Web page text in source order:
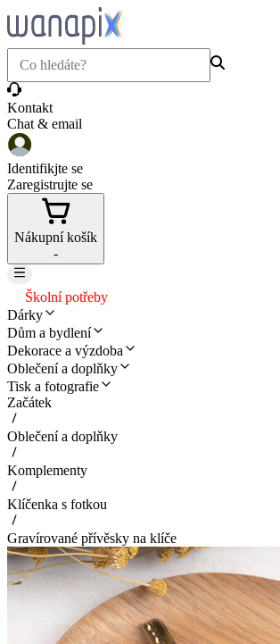
Kontakt
Chat & email
Identifikjte se
Zaregistrujte se
Nákupní košík
-
Školní potřeby
Dárky
Dům a bydlení
Dekorace a výzdoba
Oblečení a doplňky
Tisk a fotografie
Začátek
Oblečení a doplňky
Komplementy
Klíčenka s fotkou
Gravírované přívěsky na klíče